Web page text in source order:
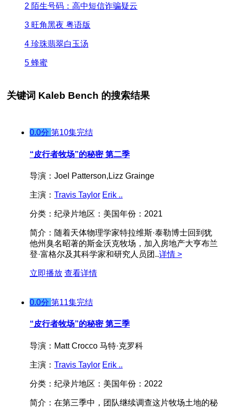
2 陌生号码：高中短信诈骗疑云
3 旺角黑夜 粤语版
4 珍珠翡翠白玉汤
5 蜂蜜
关键词 Kaleb Bench 的搜索结果
0.0分 第10集完结
“皮行者牧场”的秘密 第二季
导演： Joel Patterson,Lizz Grainge
主演： Travis Taylor Erik ..
分类： 纪录片地区： 美国年份： 2021
简介： 随着天体物理学家特拉维斯·泰勒博士回到犹
他州臭名昭著的斯金沃克牧场，加入房地产大亨布兰
登·富格尔及其科学家和研究人员团..详情 >
立即播放 查看详情
0.0分 第11集完结
“皮行者牧场”的秘密 第三季
导演： Matt Crocco 马特·克罗科
主演： Travis Taylor Erik ..
分类： 纪录片地区： 美国年份： 2022
简介： 在第三季中，团队继续调查这片牧场土地的秘